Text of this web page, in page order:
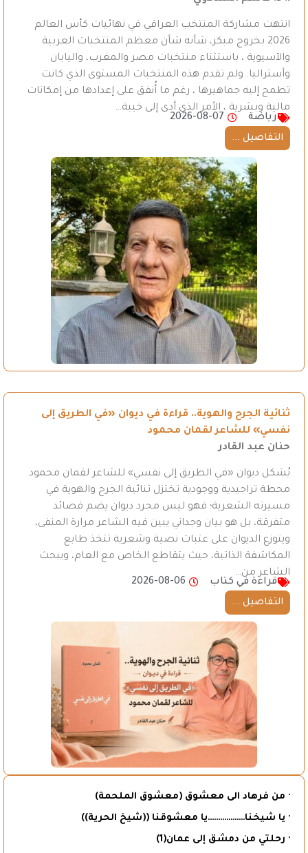
انتهت مشاركة المنتخب العراقي في نهائيات كأس العالم
2026 بخروج مبكر، شأنه شأن معظم المنتخبات العربية
والآسيوية ، باستثناء منتخبات مصر والمغرب، واليابان
وأستراليا. ولم تقدم هذه المنتخبات المستوى الذي كانت
تطمح إليه جماهيرها ، رغم ما أُنفق على إعدادها من إمكانات
مالية وبشرية ، الأمر الذي أدى إلى خيبة…
رياضة
2026-08-07
التفاصيل ...
ثنائية الجرح والهوية.. قراءة في ديوان «في الطريق إلى
نفسي» للشاعر لقمان محمود
حنان عبد القادر
يُشكل ديوان «في الطريق إلى نفسي» للشاعر لقمان محمود
محطة تراجيدية ووجودية تختزل ثنائية الجرح والهوية في
مسيرته الشعرية؛ فهو ليس مجرد ديوان يضم قصائد
متفرقة، بل هو بيان وجداني يبين فيه الشاعر مرارة المنفى،
ويتوزع الديوان على عتبات نصية وشعرية تتخذ طابع
المكاشفة الذاتية، حيث يتقاطع الخاص مع العام، ويبحث
الشاعر من…
قراءة في كتاب
2026-08-06
التفاصيل ...
· من فرهاد الى معشوق (معشوق الملحمة)
· يا شيخنا………………يا معشوقنا ((شيخ الحرية))
· رحلتي من دمشق إلى عمان(1)